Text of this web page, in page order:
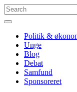
Politik &
Unge
Blog
Debat
Samfund
Sponsoreret